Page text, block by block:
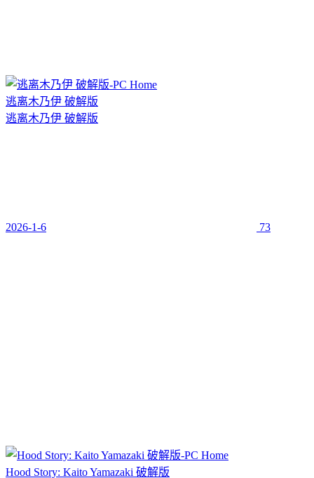
逃离木乃伊 破解版
逃离木乃伊 破解版
2026-1-6 73
Hood Story: Kaito Yamazaki 破解版